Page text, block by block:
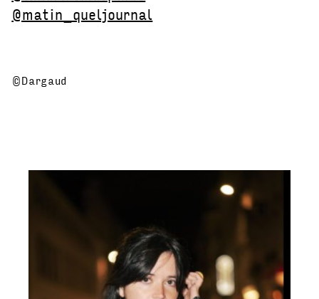
@matin_queljournal
©Dargaud